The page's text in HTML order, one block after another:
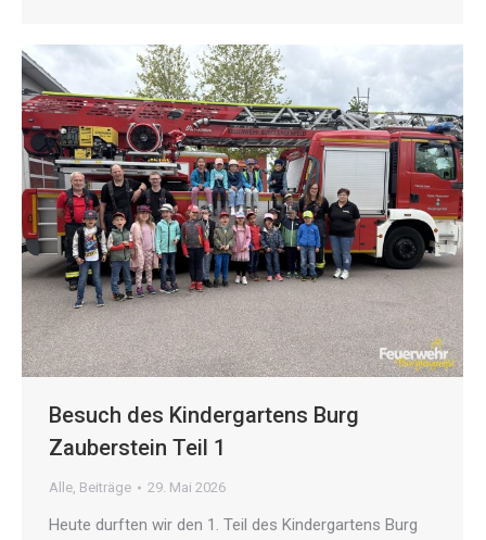
Besuch des Kindergartens Burg
Zauberstein Teil 1
Alle, Beiträge 29. Mai 2026
Heute durften wir den 1. Teil des Kindergartens Burg